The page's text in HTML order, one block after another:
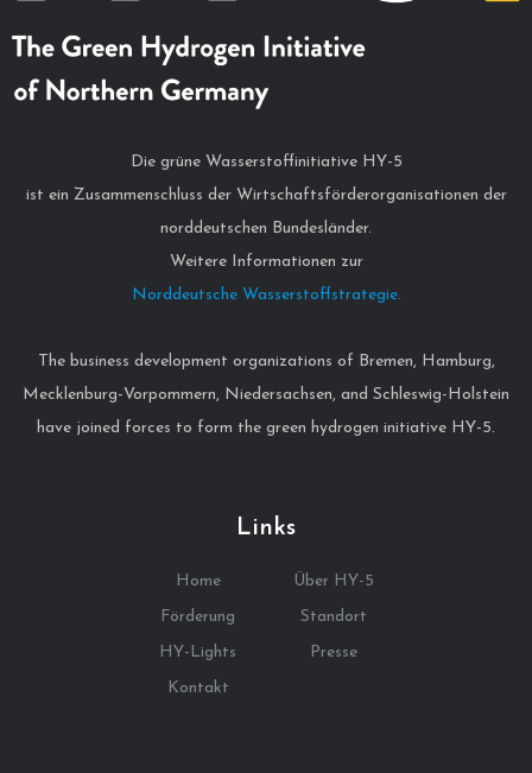
Die grüne Wasserstoffinitiative HY-5
ist ein Zusammenschluss der Wirtschaftsförderorganisationen der
norddeutschen Bundesländer.
Weitere Informationen zur
Norddeutsche Wasserstoffstrategie.
The business development organizations of Bremen, Hamburg,
Mecklenburg-Vorpommern, Niedersachsen, and Schleswig-Holstein
have joined forces to form the green hydrogen initiative HY-5.
Links
Home
Über HY-5
Förderung
Standort
HY-Lights
Presse
Kontakt